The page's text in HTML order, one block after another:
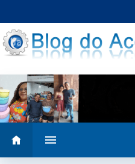
para
o
conteúdo
menu